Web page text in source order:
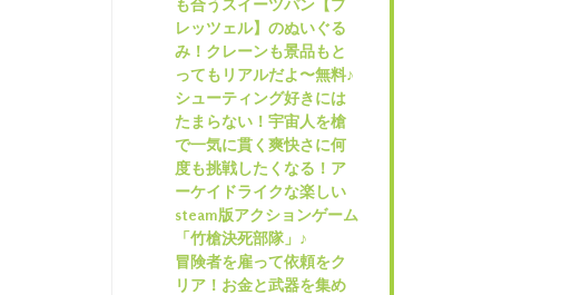
も合うスイーツパン【プ
レッツェル】のぬいぐる
み！クレーンも景品もと
ってもリアルだよ〜無料♪
シューティング好きには
たまらない！宇宙人を槍
で一気に貫く爽快さに何
度も挑戦したくなる！ア
ーケイドライクな楽しい
steam版アクションゲーム
「竹槍決死部隊」♪
冒険者を雇って依頼をク
リア！お金と武器を集め